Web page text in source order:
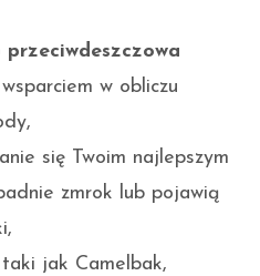
w obliczu
się Twoim najlepszym
zmrok lub pojawią
jak Camelbak,